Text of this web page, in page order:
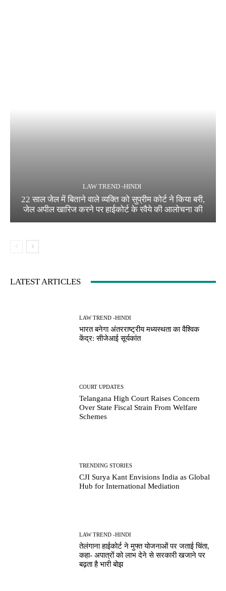
LAW TREND -HINDI
22 साल जेल में बिताने वाले व्यक्ति को सुप्रीम कोर्ट ने किया बरी,
जेल अपील खारिज करने पर हाईकोर्ट के रवैये की आलोचना की
LATEST ARTICLES
LAW TREND -HINDI
भारत बनेगा अंतरराष्ट्रीय मध्यस्थता का वैश्विक
केंद्र: सीजेआई सूर्यकांत
COURT UPDATES
Telangana High Court Raises Concern
Over State Fiscal Strain From Welfare
Schemes
TRENDING STORIES
CJI Surya Kant Envisions India as Global
Hub for International Mediation
LAW TREND -HINDI
तेलंगाना हाईकोर्ट ने मुफ्त योजनाओं पर जताई चिंता,
कहा- अपात्रों को लाभ देने से सरकारी खजाने पर
बढ़ता है भारी बोझ